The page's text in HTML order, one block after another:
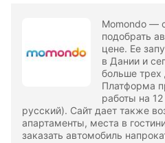
Momondo —
подобрать
цене. Ее
в Дании и
больше трех
Платформа
работы на
русский). Сайт дает также
апартаменты, места в
заказать автомобиль